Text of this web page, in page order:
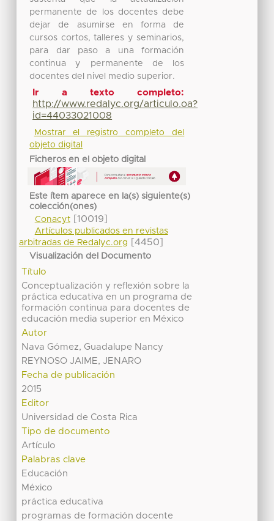
permanente de los docentes debe
dejar de asumirse en forma de
cursos cortos, talleres y seminarios,
para dar paso a una formación
continua y permanente de los
docentes del nivel medio superior.
Ir a texto completo:
http://www.redalyc.org/articulo.oa?
id=44033021008
Mostrar el registro completo del
objeto digital
Ficheros en el objeto digital
Este ítem aparece en la(s) siguiente(s)
colección(ones)
Conacyt[10019]
Artículos publicados en revistas
arbitradas de Redalyc.org
[4450]
Visualización del Documento
Título
Conceptualización y reflexión sobre la
práctica educativa en un programa de
formación continua para docentes de
educación media superior en México
Autor
Nava Gómez, Guadalupe Nancy
REYNOSO JAIME, JENARO
Fecha de publicación
2015
Editor
Universidad de Costa Rica
Tipo de documento
Artículo
Palabras clave
Educación
México
práctica educativa
programas de formación docente